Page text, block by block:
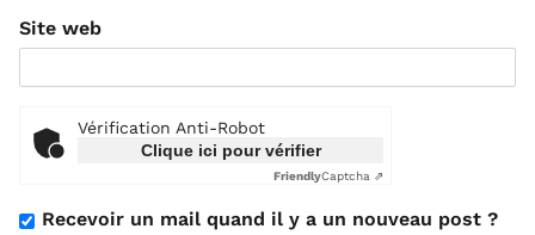
Site web
Vérification Anti-Robot
Clique ici pour vérifier
FriendlyCaptcha ⇗
Recevoir un mail quand il y a un nouveau post ?